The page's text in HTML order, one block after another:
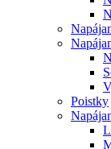
Poistky